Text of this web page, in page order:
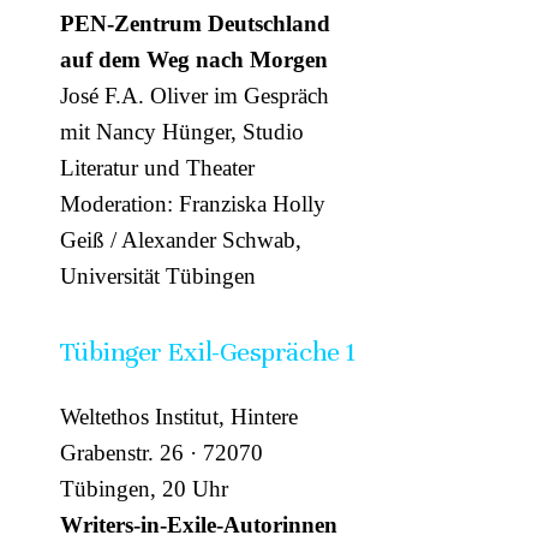
PEN-Zentrum Deutschland
auf dem Weg nach Morgen
José F.A. Oliver im Gespräch
mit Nancy Hünger, Studio
Literatur und Theater
Moderation: Franziska Holly
Geiß / Alexander Schwab,
Universität Tübingen
Tübinger Exil-Gespräche 1
Weltethos Institut, Hintere
Grabenstr. 26 · 72070
Tübingen, 20 Uhr
Writers-in-Exile-Autorinnen